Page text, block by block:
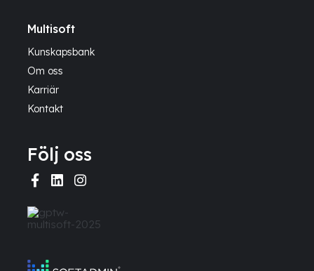
Multisoft
Kunskapsbank
Om oss
Karriär
Kontakt
Följ oss